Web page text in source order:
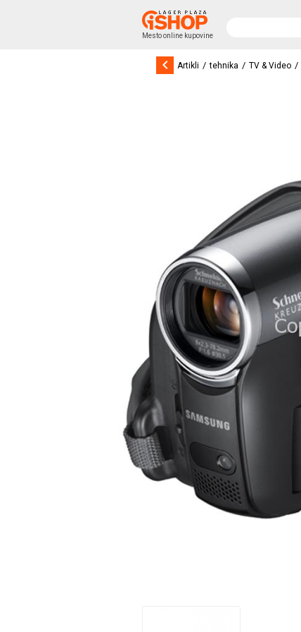
Mesto online kupovine
keyboard_arrow_left Artikli / tehnika / TV & Video /